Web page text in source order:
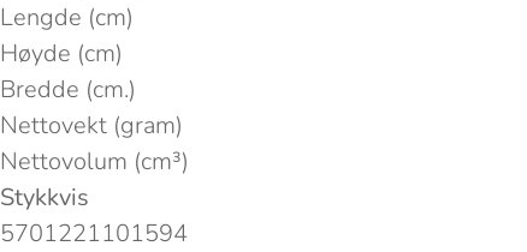
Lengde (cm)
Høyde (cm)
Bredde (cm.)
Nettovekt (gram)
Nettovolum (cm³)
Stykkvis
5701221101594